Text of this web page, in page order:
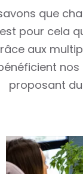
Nous savons
c’est
grâce